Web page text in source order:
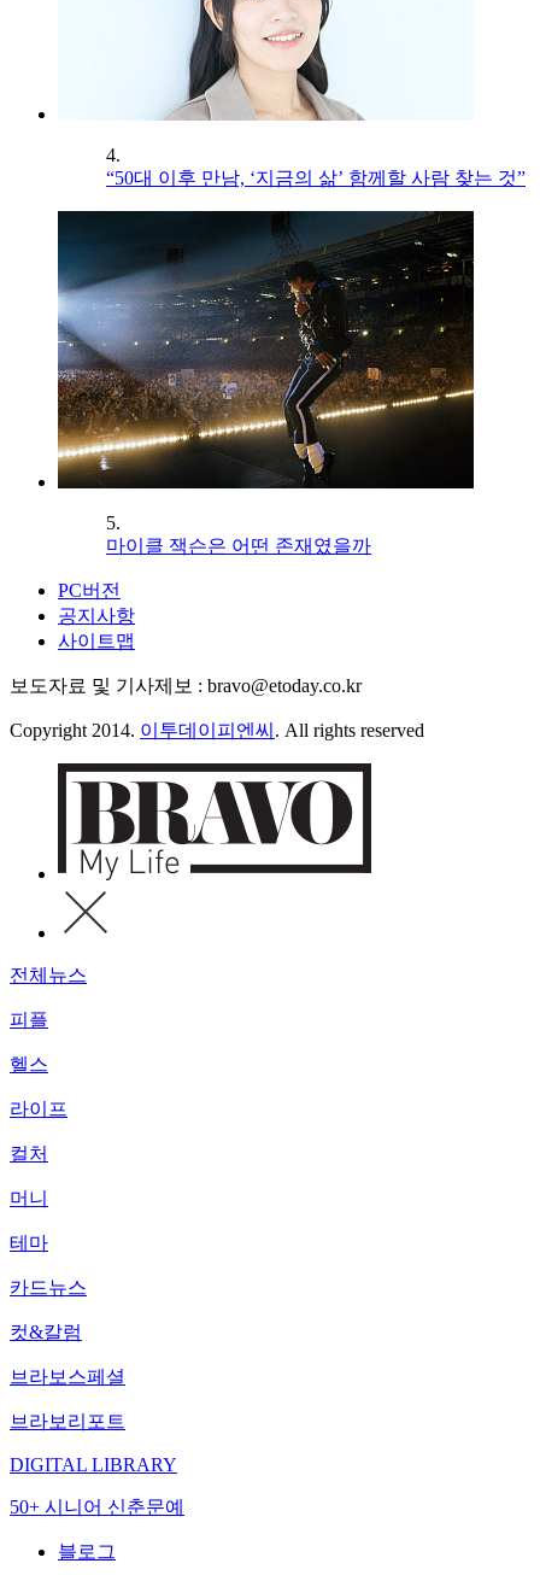
4.
“50대 이후 만남, ‘지금의 삶’ 함께할 사람 찾는 것”
5.
마이클 잭슨은 어떤 존재였을까
PC버전
공지사항
사이트맵
보도자료 및 기사제보 : bravo@etoday.co.kr
Copyright 2014. 이투데이피엔씨 . All rights reserved
전체뉴스
피플
헬스
라이프
컬처
머니
테마
카드뉴스
컷&칼럼
브라보스페셜
브라보리포트
DIGITAL LIBRARY
50+ 시니어 신춘문예
블로그